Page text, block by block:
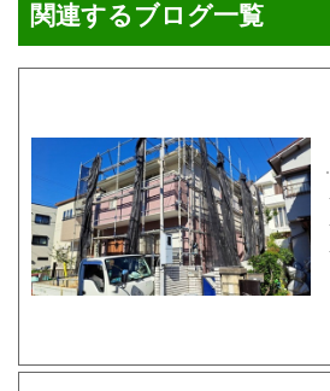
関連するブログ一覧